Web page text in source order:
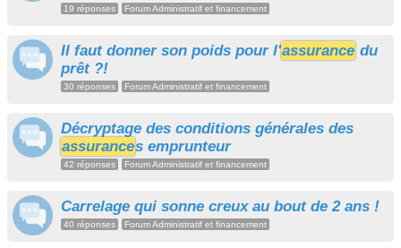
19 réponses Forum Administratif et financement
Il faut donner son poids pour l'assurance du
prêt ?!
30 réponses Forum Administratif et financement
Décryptage des conditions générales des
assurances emprunteur
42 réponses Forum Administratif et financement
Carrelage qui sonne creux au bout de 2 ans !
40 réponses Forum Administratif et financement